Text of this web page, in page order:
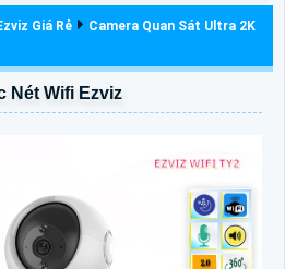
Giá Rẻ
Camera Quan Sát Ultra 2K
Nét Wifi Ezviz